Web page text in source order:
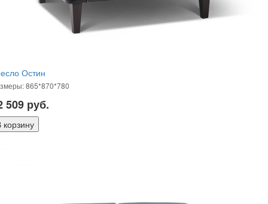
Остин
865*870*780
509 руб.